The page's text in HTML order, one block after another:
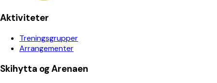
Aktiviteter
Treningsgrupper
Arrangementer
Skihytta og Arenaen